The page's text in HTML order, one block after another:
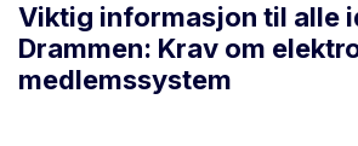
Viktig informasjon til alle
Drammen: Krav om
medlemssystem